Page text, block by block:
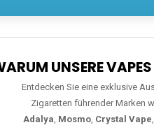
UNSERE
Entdecken Sie eine exklusive
Zigaretten führender Marken
Adalya, Mosmo, Crystal Vape,